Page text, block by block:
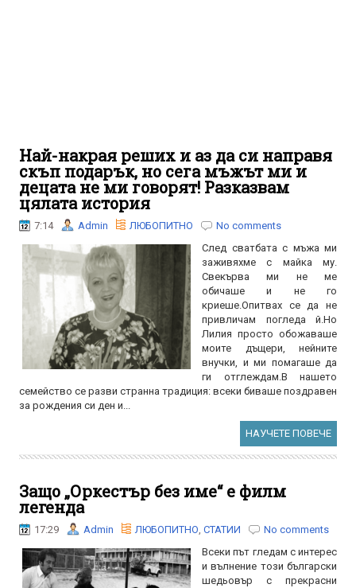
Най-накрая реших и аз да си направя
скъп подарък, но сега мъжът ми и
децата не ми говорят! Разказвам
цялата история
7:14 Admin ЛЮБОПИТНО
No comments
След сватбата с мъжа ми
заживяхме с майка му.
Свекърва ми не ме
обичаше и не го
криеше.Опитвах се да не
привличам погледа й.Но
Лилия просто обожаваше
моите дъщери, нейните
внучки, и ми помагаше да
ги отглеждам.В нашето
семейство се разви странна традиция: всеки биваше поздравен
за рождения си ден и...
НАУЧЕТЕ ПОВЕЧЕ
Защо „Оркестър без име“ е филм
легенда
17:29 Admin ЛЮБОПИТНО, СТАТИИ
No comments
Всеки път гледам с интерес
и вълнение този български
шедьовър с прекрасни